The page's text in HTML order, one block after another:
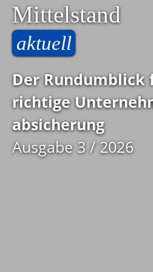
Mittelstand
aktuell
Der Rundumblick
richtige
absicherung
Ausgabe 3 / 2026